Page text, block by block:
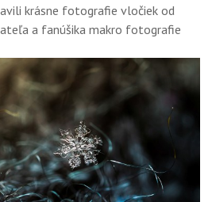
krásne fotografie vločiek od
a fanúšika makro fotografie